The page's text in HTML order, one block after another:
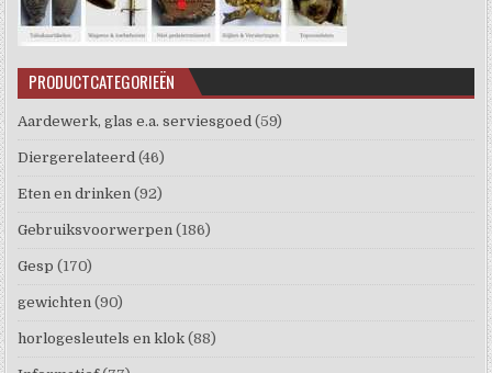
PRODUCTCATEGORIEËN
Aardewerk, glas e.a. serviesgoed (59)
Diergerelateerd (46)
Eten en drinken (92)
Gebruiksvoorwerpen (186)
Gesp (170)
gewichten (90)
horlogesleutels en klok (88)